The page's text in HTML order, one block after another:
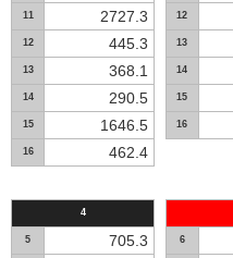
11 2727.3
12 445.3
13 368.1
14 290.5
15 1646.5
16 462.4
12
13
14
15
16
4
5 705.3 6